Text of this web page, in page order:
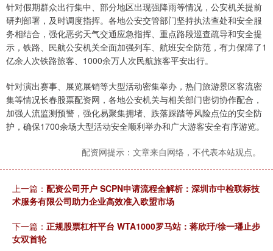
针对假期群众出行集中、部分地区出现强降雨等情况，公安机关提前
研判部署，及时调度指挥。各地公安交管部门坚持执法查处和安全服
务相结合，强化恶劣天气交通应急指挥、重点路段巡查疏导和安全提
示，铁路、民航公安机关全面加强列车、航班安全防范，有力保障了1
亿余人次铁路旅客、1000余万人次民航旅客平安出行。
针对演出赛事、展览展销等大型活动密集举办，热门旅游景区客流密
集等情况长春股票配资网，各地公安机关与相关部门密切协作配合，
加强人流监测预警，强化易聚集拥堵、跌落踩踏等风险点位的安全防
护，确保1700余场大型活动安全顺利举办和广大游客安全有序游览。
配资网提示：文章来自网络，不代表本站观点。
上一篇： 配资公司开户 SCPN申请流程全解析：深圳市中检联标技
术服务有限公司助力企业高效准入欧盟市场
下一篇： 正规股票杠杆平台 WTA1000罗马站：蒋欣玗/徐一璠止步
女双首轮